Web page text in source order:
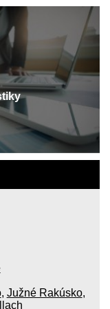
, Južné Rakúsko,